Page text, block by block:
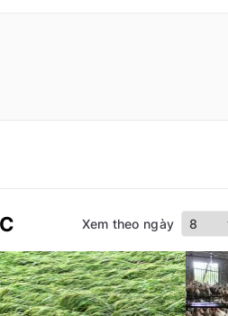
Xem theo ngày